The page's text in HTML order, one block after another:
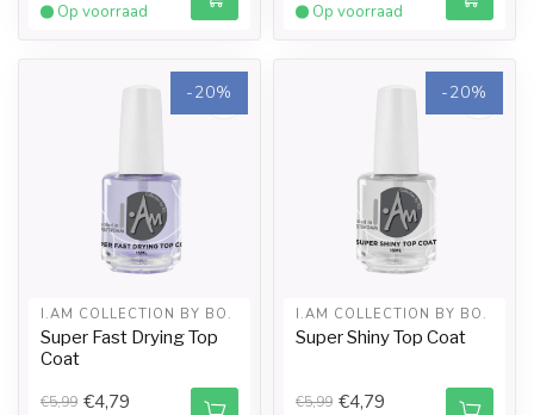
Op voorraad Op voorraad
-20%
I.AM COLLECTION BY BO.
Super Fast Drying Top
Coat
€5,99 €4,79
-20%
I.AM COLLECTION BY BO.
Super Shiny Top Coat
€5,99 €4,79